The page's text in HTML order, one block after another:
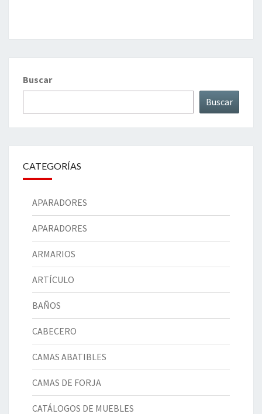
Buscar
Buscar
CATEGORÍAS
APARADORES
APARADORES
ARMARIOS
ARTÍCULO
BAÑOS
CABECERO
CAMAS ABATIBLES
CAMAS DE FORJA
CATÁLOGOS DE MUEBLES